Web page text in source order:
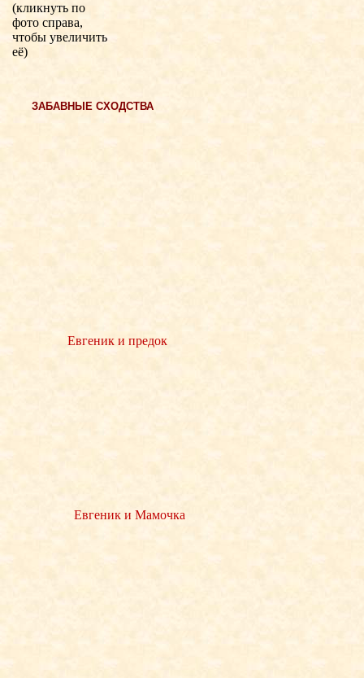
(кликнуть по
фото справа,
чтобы увеличить
её)
ЗАБАВНЫЕ СХОДСТВА
Евгеник и предок
Евгеник и Мамочка